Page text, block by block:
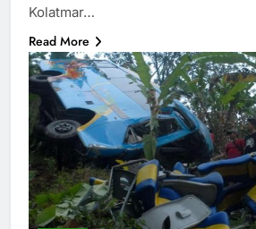
Kolatmar…
Read More